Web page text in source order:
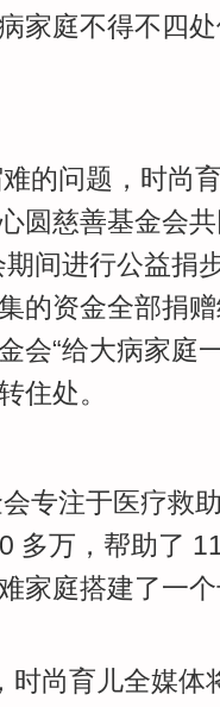
家庭不得不四
的问题，时尚
圆慈善基金会
间进行公益捐
的资金全部捐
会“给大病家庭
住处。
专注于医疗救
多万，帮助了
家庭搭建了一
时尚育儿全媒体